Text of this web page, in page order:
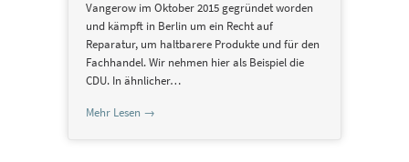
Vangerow im Oktober 2015 gegründet worden
und kämpft in Berlin um ein Recht auf
Reparatur, um haltbarere Produkte und für den
Fachhandel. Wir nehmen hier als Beispiel die
CDU. In ähnlicher…
Mehr Lesen →